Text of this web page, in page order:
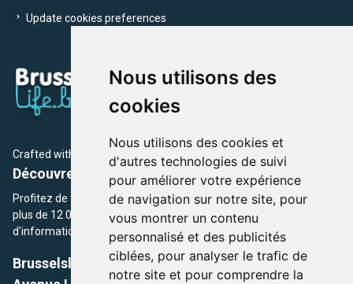
Nous utilisons des
cookies
Nous utilisons des cookies et
d'autres technologies de suivi
pour améliorer votre expérience
de navigation sur notre site, pour
vous montrer un contenu
personnalisé et des publicités
ciblées, pour analyser le trafic de
notre site et pour comprendre la
Update cookies preferences
Crafted with by Brusselslife Team
Découvrez plus de 12 000 adresses et événements
Profitez de toutes les sections de BrusselsLife.be et découvrez
plus de 12 000 adresses et un grand choix d'événements,
d'informations et de conseils et astuces de notre écriture.
Brusselslife.be